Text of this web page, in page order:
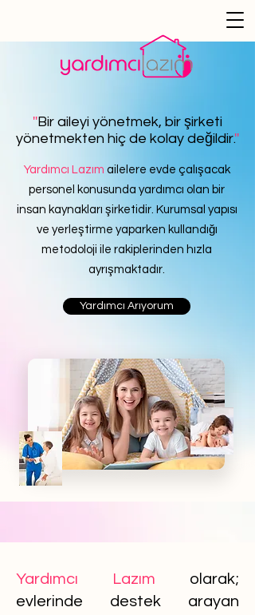
''Bir aileyi yönetmek, bir şirketi
yönetmekten hiç de kolay değildir.''
Yardımcı Lazım ailelere evde çalışacak
personel konusunda yardımcı olan bir
insan kaynakları şirketidir. Kurumsal yapısı
ve yerleştirme yaparken kullandığı
metodoloji ile rakiplerinden hızla
ayrışmaktadır.
Yardımcı Arıyorum
Yardımcı Lazım olarak;
evlerinde destek arayan